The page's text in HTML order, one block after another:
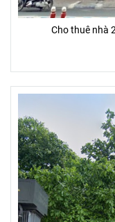
Cho thuê nhà